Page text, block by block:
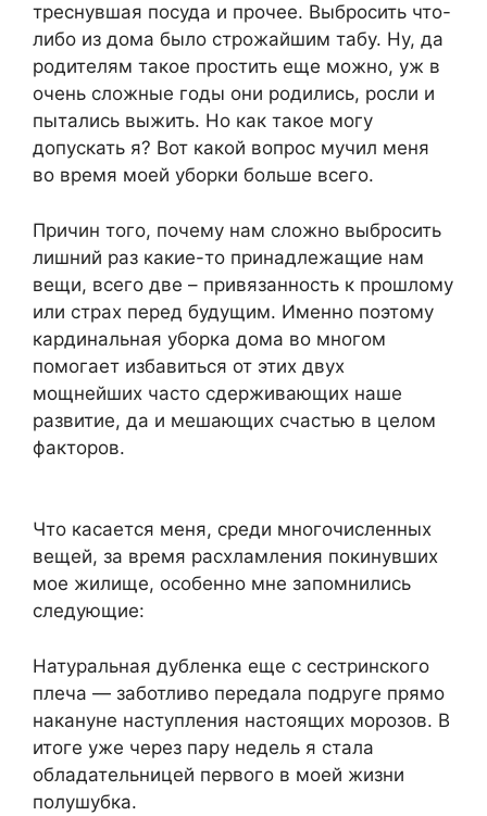
треснувшая посуда и прочее. Выбросить что-
либо из дома было строжайшим табу. Ну, да
родителям такое простить еще можно, уж в
очень сложные годы они родились, росли и
пытались выжить. Но как такое могу
допускать я? Вот какой вопрос мучил меня
во время моей уборки больше всего.
Причин того, почему нам сложно выбросить
лишний раз какие-то принадлежащие нам
вещи, всего две – привязанность к прошлому
или страх перед будущим. Именно поэтому
кардинальная уборка дома во многом
помогает избавиться от этих двух
мощнейших часто сдерживающих наше
развитие, да и мешающих счастью в целом
факторов.
Что касается меня, среди многочисленных
вещей, за время расхламления покинувших
мое жилище, особенно мне запомнились
следующие:
Натуральная дубленка еще с сестринского
плеча — заботливо передала подруге прямо
накануне наступления настоящих морозов. В
итоге уже через пару недель я стала
обладательницей первого в моей жизни
полушубка.